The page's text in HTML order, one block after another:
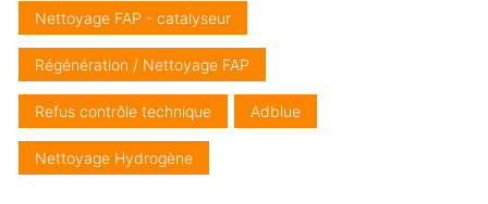
Nettoyage FAP - catalyseur
Régénération / Nettoyage FAP
Refus contrôle technique Adblue
Nettoyage Hydrogène